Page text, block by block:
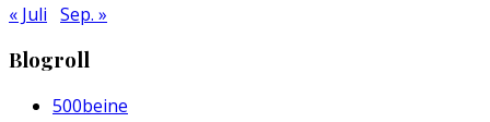
« Juli Sep. »
Blogroll
500beine